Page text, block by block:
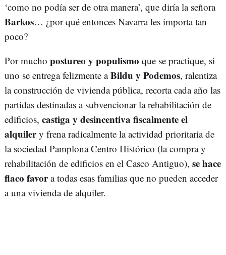
‘como no podía ser de otra manera’, que diría la señora
Barkos… ¿por qué entonces Navarra les importa tan
poco?
Por mucho postureo y populismo que se practique, si
uno se entrega felizmente aBildu y Podemos, ralentiza
la construcción de vivienda pública, recorta cada año las
partidas destinadas a subvencionar la rehabilitación de
edificios, castiga y desincentiva fiscalmente el
alquilery frena radicalmente la actividad prioritaria de
la sociedad Pamplona Centro Histórico (la compra y
rehabilitación de edificios en el Casco Antiguo), se hace
flaco favora todas esas familias que no pueden acceder
a una vivienda de alquiler.